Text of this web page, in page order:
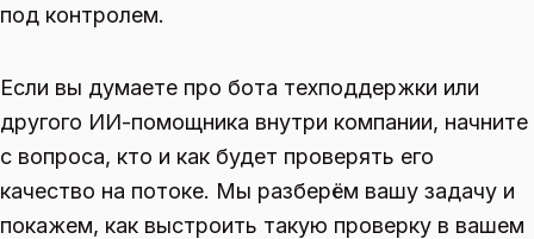
под контролем.
Если вы думаете про бота техподдержки или
другого ИИ-помощника внутри компании, начните
с вопроса, кто и как будет проверять его
качество на потоке. Мы разберём вашу задачу и
покажем, как выстроить такую проверку в вашем